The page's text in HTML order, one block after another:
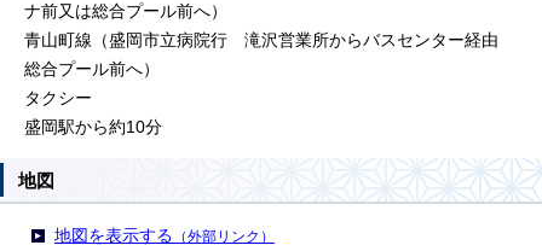
ナ前又は総合プール前へ）
青山町線（盛岡市立病院行 滝沢営業所からバスセンター経由
総合プール前へ）
タクシー
盛岡駅から約10分
地図
地図を表示する （外部リンク）